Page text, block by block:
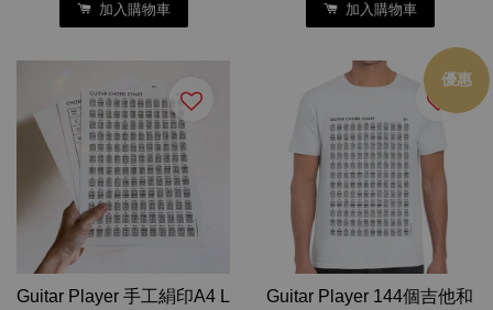
加入購物車 加入購物車
Guitar Player 手工絹印A4 L
優惠
Guitar Player 144個吉他和